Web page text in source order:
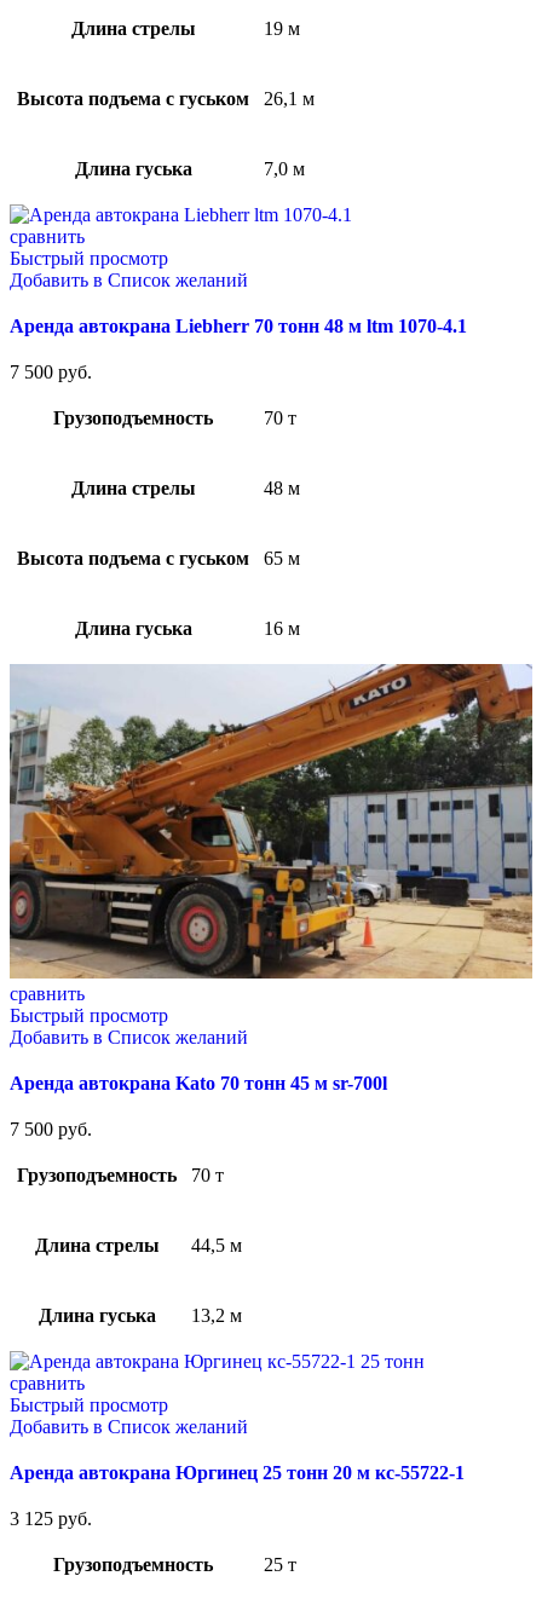
Длина стрелы 19 м
Высота подъема с гуськом 26,1 м
Длина гуська 7,0 м
сравнить
Быстрый просмотр
Добавить в Список желаний
Аренда автокрана Liebherr 70 тонн 48 м ltm 1070-4.1
7 500 руб.
Грузоподъемность 70 т
Длина стрелы 48 м
Высота подъема с гуськом 65 м
Длина гуська 16 м
сравнить
Быстрый просмотр
Добавить в Список желаний
Аренда автокрана Kato 70 тонн 45 м sr-700l
7 500 руб.
Грузоподъемность 70 т
Длина стрелы 44,5 м
Длина гуська 13,2 м
сравнить
Быстрый просмотр
Добавить в Список желаний
Аренда автокрана Юргинец 25 тонн 20 м кс-55722-1
3 125 руб.
Грузоподъемность 25 т